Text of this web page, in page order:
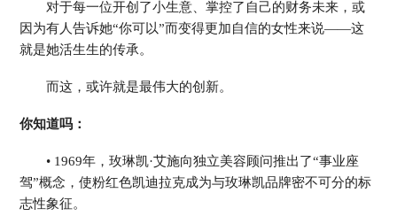
对于每一位开创了小生意、掌控了自己的财务未来，或
因为有人告诉她“你可以”而变得更加自信的女性来说——这
就是她活生生的传承。
而这，或许就是最伟大的创新。
你知道吗：
• 1969年，玫琳凯·艾施向独立美容顾问推出了“事业座
驾”概念，使粉红色凯迪拉克成为与玫琳凯品牌密不可分的标
志性象征。